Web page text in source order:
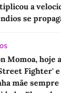
a
se
Momoa, hoje
Fighter'
mãe